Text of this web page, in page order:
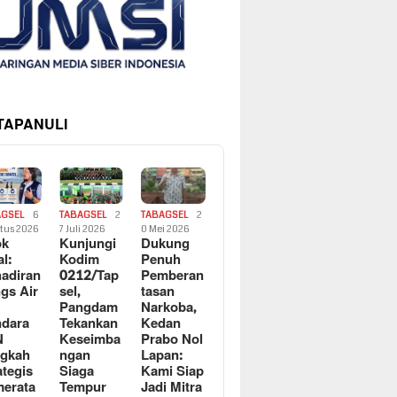
6
2026
Air
TABAGSEL
2
7 Juli 2026
Kunjungi
Kodim
0212/Tap
sel,
Pangdam
Tekankan
Keseimba
ngan
Siaga
Tempur
TABAGSEL
2
0 Mei 2026
Dukung
Penuh
Pemberan
tasan
Narkoba,
Kedan
Prabo Nol
Lapan:
Kami Siap
Jadi Mitra